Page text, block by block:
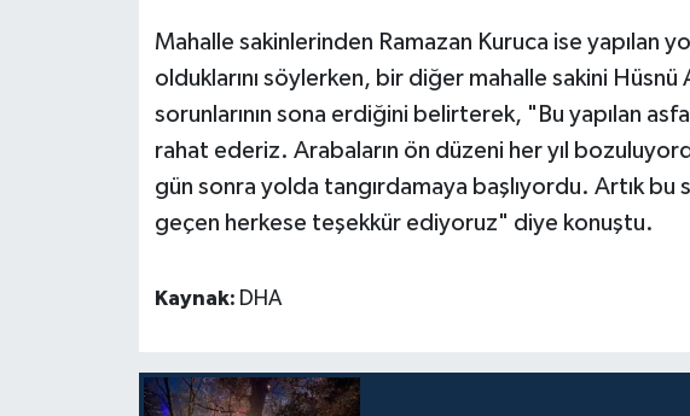
Mahalle sakinlerinden Ramazan Kuruca ise yapılan
olduklarını söylerken, bir diğer mahalle sakini Hüsnü
sorunlarının sona erdiğini belirterek, "Bu yapılan
rahat ederiz. Arabaların ön düzeni her yıl
gün sonra yolda tangırdamaya başlıyordu. Artık bu
geçen herkese teşekkür ediyoruz" diye konuştu.
Kaynak: DHA